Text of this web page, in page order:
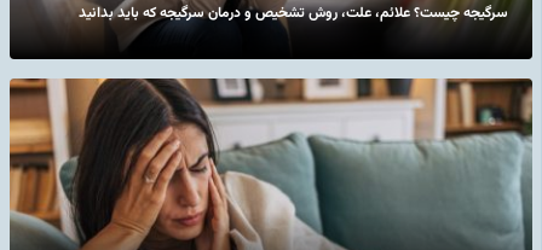
سرگیجه چیست؟ علائم، علت، روش تشخیص و درمان سرگیجه که باید بدانید